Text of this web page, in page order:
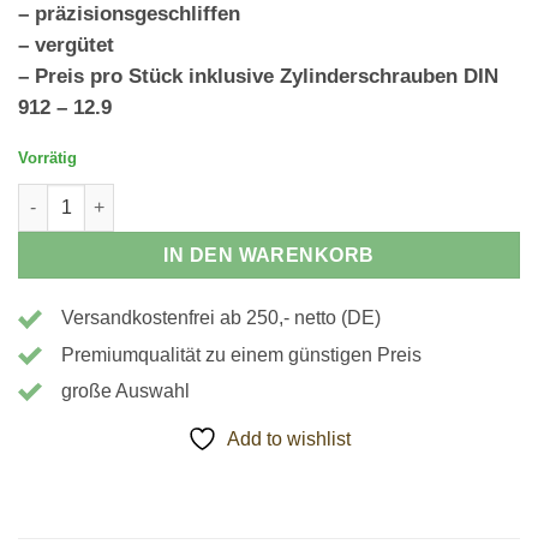
– präzisionsgeschliffen
– vergütet
– Preis pro Stück inklusive Zylinderschrauben DIN
912 – 12.9
Vorrätig
190046 - Nutenstein Menge
IN DEN WARENKORB
Versandkostenfrei ab 250,- netto (DE)
Premiumqualität zu einem günstigen Preis
große Auswahl
Add to wishlist